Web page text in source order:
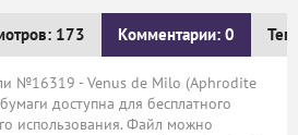
173 Комментарии: 0
№16319 - Venus de Milo (Aphrodite
доступна для бесплатного
использования. Файл можно